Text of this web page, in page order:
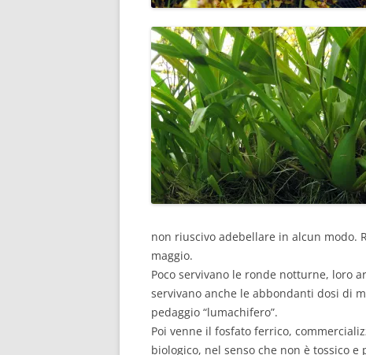
non riuscivo adebellare in alcun modo.
maggio.
Poco servivano le ronde notturne, loro
servivano anche le abbondanti dosi di
pedaggio “lumachifero”.
Poi venne il fosfato ferrico,
biologico, nel senso che non è tossico